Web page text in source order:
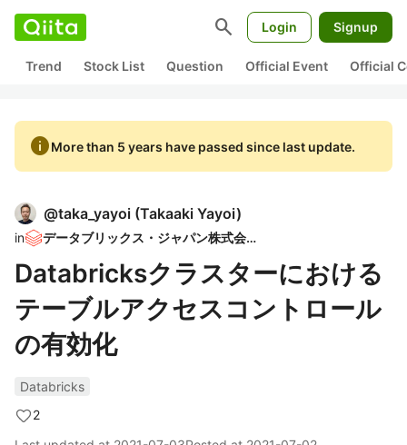
search Login Signup
Trend Stock List Question Official Event Official
infoMore than 5 years have passed since last update.
@taka_yayoi (Takaaki Yayoi)
in データブリックス・ジャパン株式会社
Databricksクラスターにおける
テーブルアクセスコントロール
の有効化
Databricks
2